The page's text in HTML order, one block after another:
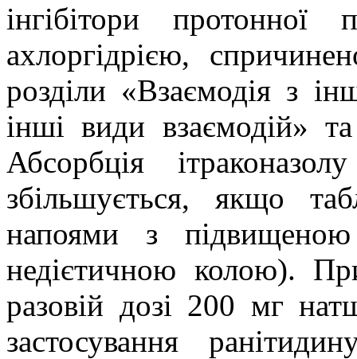
інгібітори
ахлоргідрією,
розділи «Взаємодія з
інші види взаємодій»
Абсорбція
збільшується, якщо
напоями з підвищеною
недієтичною колою).
разовій дозі 200 мг
застосування